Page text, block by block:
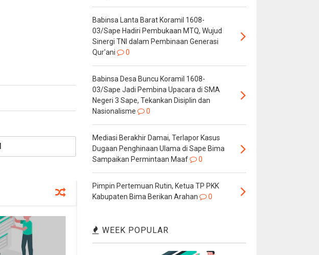
Babinsa Lanta Barat Koramil 1608-
03/Sape Hadiri Pembukaan MTQ, Wujud
Sinergi TNI dalam Pembinaan Generasi
Qur'ani
0
Babinsa Desa Buncu Koramil 1608-
03/Sape Jadi Pembina Upacara di SMA
Negeri 3 Sape, Tekankan Disiplin dan
Nasionalisme
0
Mediasi Berakhir Damai, Terlapor Kasus
Dugaan Penghinaan Ulama di Sape Bima
Sampaikan Permintaan Maaf
0
Pimpin Pertemuan Rutin, Ketua TP PKK
Kabupaten Bima Berikan Arahan
0
WEEK POPULAR